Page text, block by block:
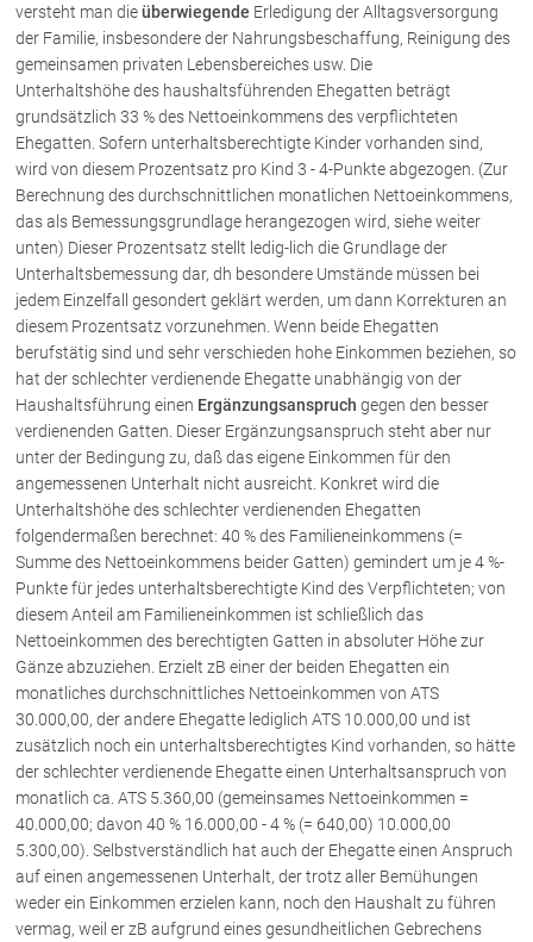
Publikationen
Paragraphen & Mehr
Medien
Vorarlberg Online
NOVUM
Fachliteratur
FAQ
Unternehmensnachfolge in der
Familie
Wichtige Vertragsklauseln bei Kauf-
und Übergabeverträgen
Check dein Recht/Erbrecht
Schenkung von Immobilien
Checklisten: Haus-, Wohnungs- und
Grundstückkauf
Checkliste: Immobilienertragssteuer
Checkliste: Mietvertrag
Checkliste: GmbH-Gründung
Checkliste: Gewerbeanm. durch jur.
Person
Kontakt
versteht man dieüberwiegende Erledigung der Alltagsversorgung
der Familie, insbesondere der Nahrungsbeschaffung, Reinigung des
gemeinsamen privaten Lebensbereiches usw. Die
Unterhaltshöhe des haushaltsführenden Ehegatten beträgt
grundsätzlich 33 % des Nettoeinkommens des verpflichteten
Ehegatten. Sofern unterhaltsberechtigte Kinder vorhanden sind,
wird von diesem Prozentsatz pro Kind 3 - 4-Punkte abgezogen. (Zur
Berechnung des durchschnittlichen monatlichen Nettoeinkommens,
das als Bemessungsgrundlage herangezogen wird, siehe weiter
unten) Dieser Prozentsatz stellt ledig-lich die Grundlage der
Unterhaltsbemessung dar, dh besondere Umstände müssen bei
jedem Einzelfall gesondert geklärt werden, um dann Korrekturen an
diesem Prozentsatz vorzunehmen. Wenn beide Ehegatten
berufstätig sind und sehr verschieden hohe Einkommen beziehen, so
hat der schlechter verdienende Ehegatte unabhängig von der
Haushaltsführung einen Ergänzungsanspruch gegen den besser
verdienenden Gatten. Dieser Ergänzungsanspruch steht aber nur
unter der Bedingung zu, daß das eigene Einkommen für den
angemessenen Unterhalt nicht ausreicht. Konkret wird die
Unterhaltshöhe des schlechter verdienenden Ehegatten
folgendermaßen berechnet: 40 % des Familieneinkommens (=
Summe des Nettoeinkommens beider Gatten) gemindert um je 4 %-
Punkte für jedes unterhaltsberechtigte Kind des Verpflichteten; von
diesem Anteil am Familieneinkommen ist schließlich das
Nettoeinkommen des berechtigten Gatten in absoluter Höhe zur
Gänze abzuziehen. Erzielt zB einer der beiden Ehegatten ein
monatliches durchschnittliches Nettoeinkommen von ATS
30.000,00, der andere Ehegatte lediglich ATS 10.000,00 und ist
zusätzlich noch ein unterhaltsberechtigtes Kind vorhanden, so hätte
der schlechter verdienende Ehegatte einen Unterhaltsanspruch von
monatlich ca. ATS 5.360,00 (gemeinsames Nettoeinkommen =
40.000,00; davon 40 % 16.000,00 - 4 % (= 640,00) 10.000,00
5.300,00). Selbstverständlich hat auch der Ehegatte einen Anspruch
auf einen angemessenen Unterhalt, der trotz aller Bemühungen
weder ein Einkommen erzielen kann, noch den Haushalt zu führen
vermag, weil er zB aufgrund eines gesundheitlichen Gebrechens